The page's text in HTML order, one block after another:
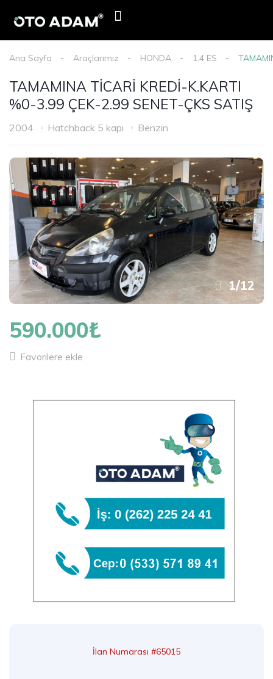
Ana Sayfa Araçlarımız HONDA 1.4 ES
TAMAMINA TİCARİ KREDİ-K.KARTI
%0-3.99 ÇEK-2.99 SENET-ÇKS SATIŞ
2004 Hatchback 5 kapı Benzin
1/12
590.000₺
Favorilere ekle
İlan Numarası #65015